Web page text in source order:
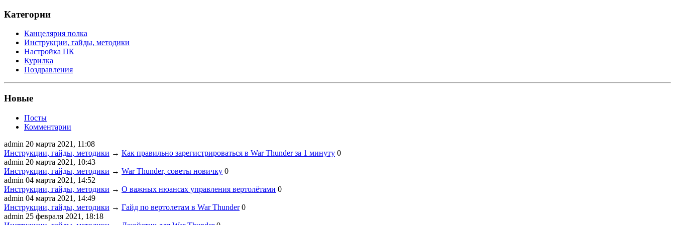
Категории
Канцелярия полка
Инструкции, гайды, методики
Настройка ПК
Курилка
Поздравления
Новые
Посты
Комментарии
admin 20 марта 2021, 11:08
Инструкции, гайды, методики → Как правильно зарегистрироваться в War Thunder за 1 минуту 0
admin 20 марта 2021, 10:43
Инструкции, гайды, методики → War Thunder, советы новичку 0
admin 04 марта 2021, 14:52
Инструкции, гайды, методики → О важных нюансах управления вертолётами 0
admin 04 марта 2021, 14:49
Инструкции, гайды, методики → Гайд по вертолетам в War Thunder 0
admin 25 февраля 2021, 18:18